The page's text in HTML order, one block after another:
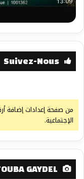
Suivez-Nous
من صفحة إعدادات إضافة
الإجتماعية.
GAYDEL